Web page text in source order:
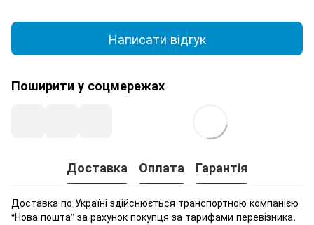
Написати відгук
Поширити у соцмережах
Доставка Оплата Гарантія
Доставка по Україні здійснюється транспортною компанією
“Нова пошта” за рахунок покупця за тарифами перевізника.